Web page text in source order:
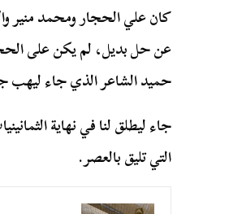
عن حل بديل، لم يكن على
حميد الشاعر الذي جاء ليهب
جاء ليطلق لنا في نهاية
التي تليق بالعصر.